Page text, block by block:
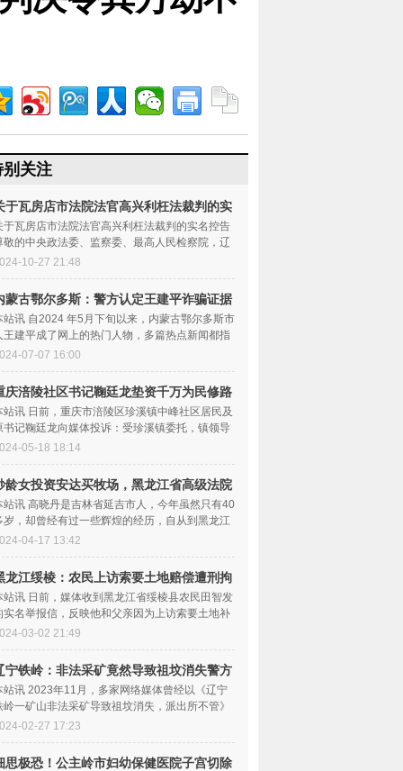
别关注
于瓦房店市法院法官高兴利枉法裁判的实
控
于瓦房店市法院法官高兴利枉法裁判的实名控告
敬的中央政法委、监察委、最高人民检察院，辽
省政法委、监察委...
10-27 21:48
蒙古鄂尔多斯：警方认定王建平诈骗证据
凿
站讯 自2024 年5月下旬以来，内蒙古鄂尔多斯市
王建平成了网上的热门人物，多篇热点新闻都指
了他，使他成为...
07-07 16:00
庆涪陵社区书记鞠廷龙垫资千万为民修路
被
站讯 日前，重庆市涪陵区珍溪镇中峰社区居民及
书记鞠廷龙向媒体投诉：受珍溪镇委托，镇领导
求中峰社区书记...
05-18 18:14
龄女投资安达买牧场，黑龙江省高级法院
决
站讯 高晓丹是吉林省延吉市人，今年虽然只有40
岁，却曾经有过一些辉煌的经历，自从到黑龙江
安达市投资购买...
04-17 13:42
龙江绥棱：农民上访索要土地赔偿遭刑拘
今
站讯 日前，媒体收到黑龙江省绥棱县农民田智发
实名举报信，反映他和父亲因为上访索要土地补
遭到刑拘一事。...
03-02 21:49
宁铁岭：非法采矿竟然导致祖坟消失警方
管
站讯 2023年11月，多家网络媒体曾经以《辽宁
岭一矿山非法采矿导致祖坟消失，派出所不管》
题，曝光了发生在...
02-27 17:23
思极恐！公主岭市妇幼保健医院子宫切除